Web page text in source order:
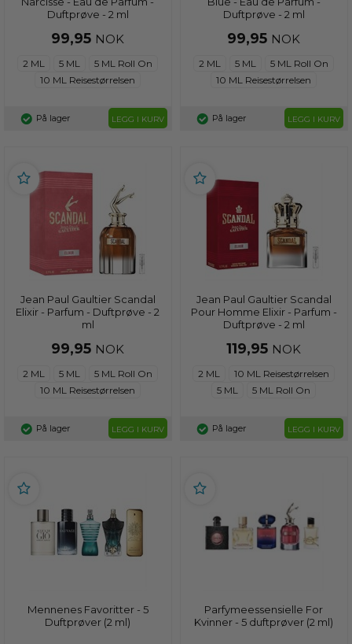
Duftprøve - 2 ml
99,95 NOK
2 ML 5 ML
5 ML Roll On
10 ML Reisestørrelsen
På lager LEGG I KURV
Duftprøve - 2 ml
99,95 NOK
2 ML 5 ML
5 ML Roll On
10 ML Reisestørrelsen
På lager LEGG I KURV
Jean Paul Gaultier Scandal
Elixir - Parfum - Duftprøve - 2
ml
99,95 NOK
2 ML 5 ML
5 ML Roll On
10 ML Reisestørrelsen
På lager LEGG I KURV
Jean Paul Gaultier Scandal
Pour Homme Elixir - Parfum -
Duftprøve - 2 ml
119,95 NOK
2 ML
10 ML Reisestørrelsen
5 ML
5 ML Roll On
På lager LEGG I KURV
Mennenes Favoritter - 5
Duftprøver (2 ml)
Parfymeessensielle For
Kvinner - 5 duftprøver (2 ml)